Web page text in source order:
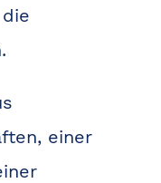
, einer